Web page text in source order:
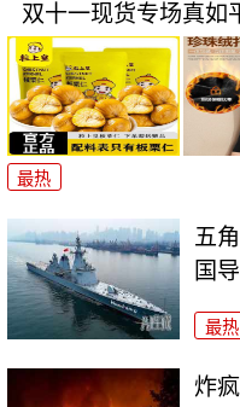
双十一现货专场真如
最热
五
国
最热
炸